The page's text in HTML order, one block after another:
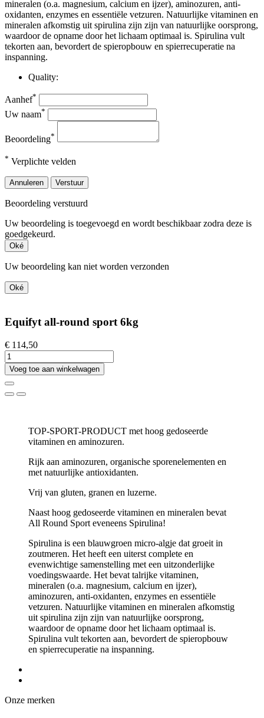
mineralen (o.a. magnesium, calcium en ijzer), aminozuren, anti-
oxidanten, enzymes en essentiële vetzuren. Natuurlijke vitaminen en
mineralen afkomstig uit spirulina zijn zijn van natuurlijke oorsprong,
waardoor de opname door het lichaam optimaal is. Spirulina vult
tekorten aan, bevordert de spieropbouw en spierrecuperatie na
inspanning.
Quality:
Aanhef*
Uw naam*
Beoordeling*
* Verplichte velden
Annuleren Verstuur
Beoordeling verstuurd
Uw beoordeling is toegevoegd en wordt beschikbaar zodra deze is
goedgekeurd.
Oké
Uw beoordeling kan niet worden verzonden
Oké
Equifyt all-round sport 6kg
€ 114,50
Voeg toe aan winkelwagen
TOP-SPORT-PRODUCT met hoog gedoseerde
vitaminen en aminozuren.
Rijk aan aminozuren, organische sporenelementen en
met natuurlijke antioxidanten.
Vrij van gluten, granen en luzerne.
Naast hoog gedoseerde vitaminen en mineralen bevat
All Round Sport eveneens Spirulina!
Spirulina is een blauwgroen micro-algje dat groeit in
zoutmeren. Het heeft een uiterst complete en
evenwichtige samenstelling met een uitzonderlijke
voedingswaarde. Het bevat talrijke vitaminen,
mineralen (o.a. magnesium, calcium en ijzer),
aminozuren, anti-oxidanten, enzymes en essentiële
vetzuren. Natuurlijke vitaminen en mineralen afkomstig
uit spirulina zijn zijn van natuurlijke oorsprong,
waardoor de opname door het lichaam optimaal is.
Spirulina vult tekorten aan, bevordert de spieropbouw
en spierrecuperatie na inspanning.
Onze merken